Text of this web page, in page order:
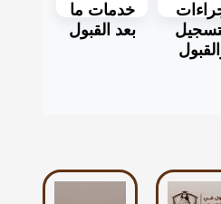
خدمات ما
بعد القبول